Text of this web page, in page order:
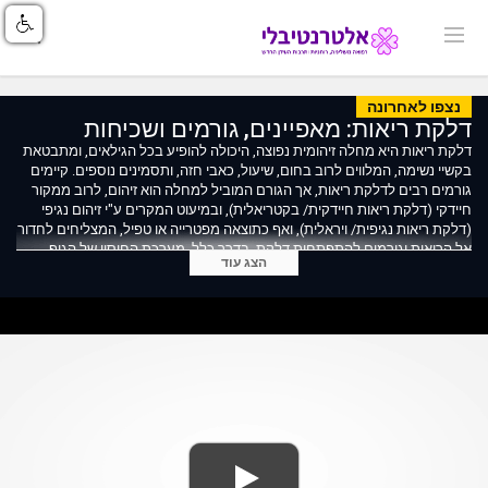
נצפו לאחרונה
דלקת ריאות: מאפיינים, גורמים ושכיחות
דלקת ריאות היא מחלה זיהומית נפוצה, היכולה להופיע בכל הגילאים, ומתבטאת
בקשיי נשימה, המלווים לרוב בחום, שיעול, כאבי חזה, ותסמינים נוספים. קיימים
גורמים רבים לדלקת ריאות, אך הגורם המוביל למחלה הוא זיהום, לרוב ממקור
חיידקי (דלקת ריאות חיידקית/ בקטריאלית), ובמיעוט המקרים ע"י זיהום נגיפי
(דלקת ריאות נגיפית/ ויראלית), ואף כתוצאה מפטרייה או טפיל, המצליחים לחדור
אל הריאות וגורמים להתפתחות דלקת. בדרך כלל, מערכת החיסון של הגוף
מצליחה להתגבר על הזיהום, אך במקרים מסוימים, ובקרב אוכלוסיות מסוימות,
מטרתו של סרטון זה, מקצועי ככל שיהיה, הינה לספק מידע בלבד. הוא אינו
הצג עוד